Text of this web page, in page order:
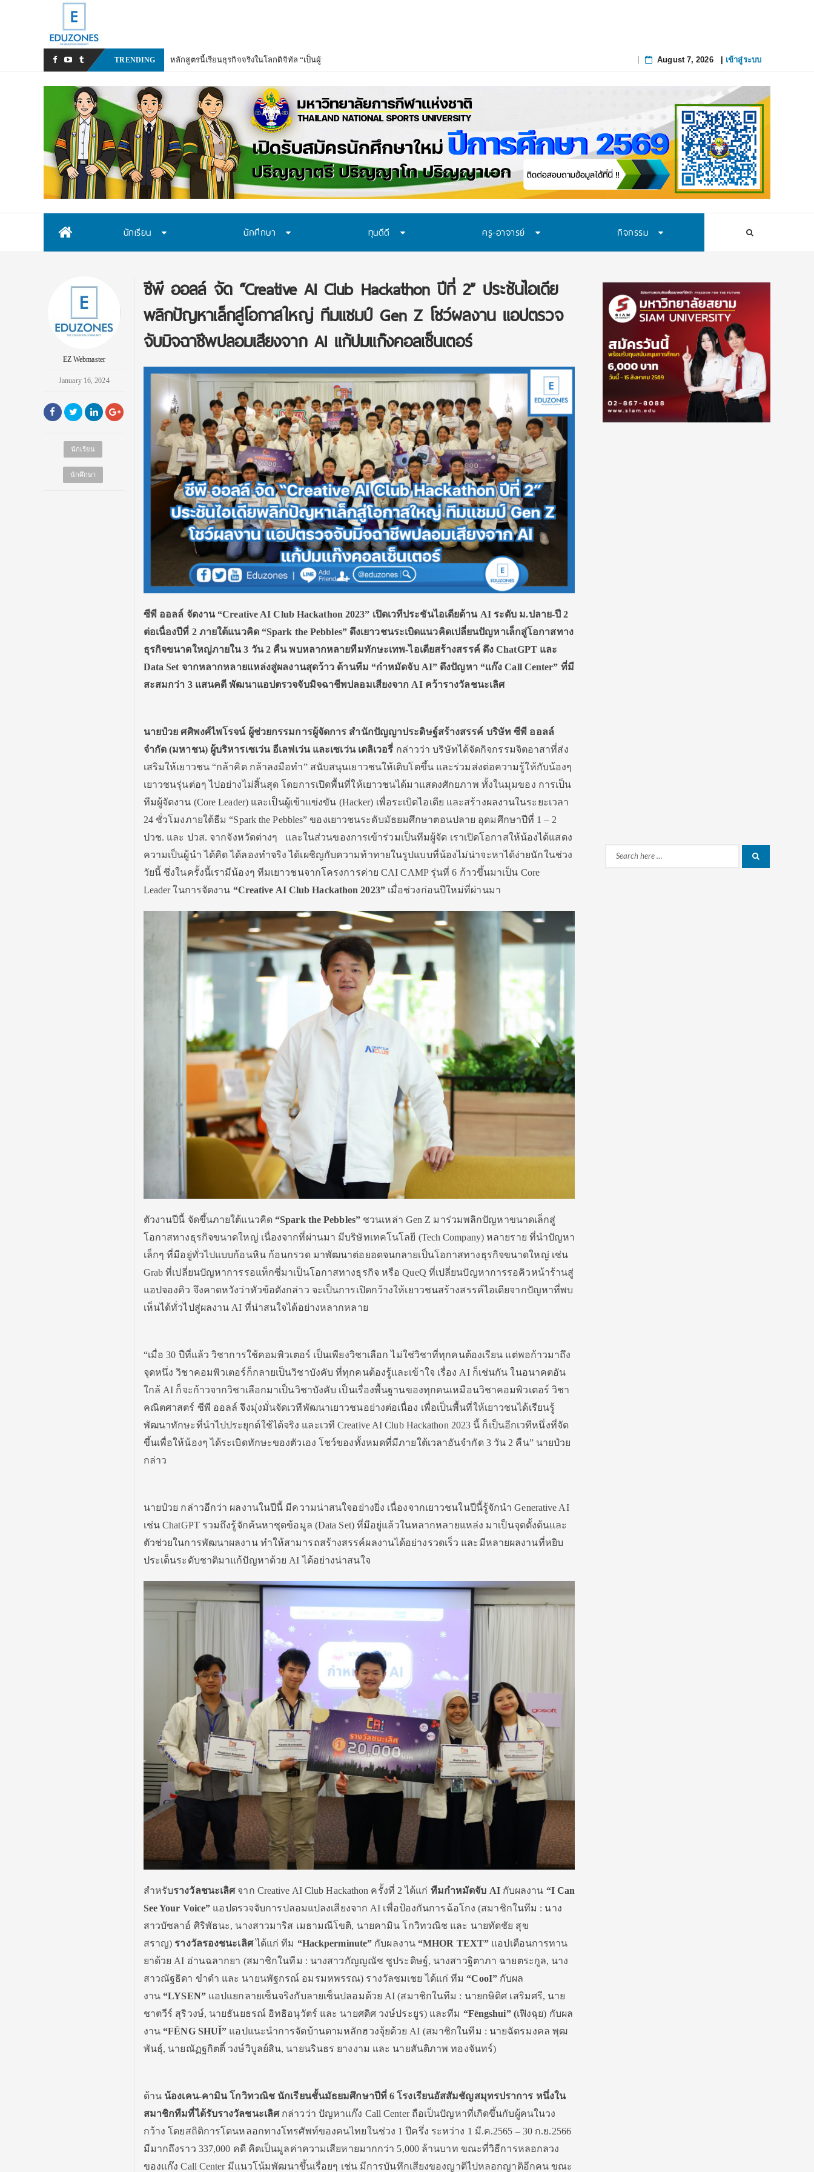
TRENDING ม_
August 7, 2026| เข้าสู่ระบบ
นักเรียน นักศึกษา ทุนดีดี ครู-อาจารย์ กิจกรรม
EZ Webmaster
January 16, 2024
นักเรียน
นักศึกษา
ซีพี ออลล์ จัด “Creative AI Club Hackathon ปีที่ 2” ประชันไอเดีย
พลิกปัญหาเล็กสู่โอกาสใหญ่ ทีมแชมป์ Gen Z โชว์ผลงาน แอปตรวจ
จับมิจฉาชีพปลอมเสียงจาก AI แก้ปมแก๊งคอลเซ็นเตอร์
ซีพี ออลล์ จัดงาน “Creative AI Club Hackathon 2023” เปิดเวทีประชันไอเดียด้าน AI ระดับ ม.ปลาย-ปี 2
ต่อเนื่องปีที่ 2 ภายใต้แนวคิด “Spark the Pebbles” ดึงเยาวชนระเบิดแนวคิดเปลี่ยนปัญหาเล็กสู่โอกาสทาง
ธุรกิจขนาดใหญ่ภายใน 3 วัน 2 คืน พบหลากหลายทีมทักษะเทพ-ไอเดียสร้างสรรค์ ดึง ChatGPT และ
Data Set จากหลากหลายแหล่งสู่ผลงานสุดว้าว ด้านทีม “กำหมัดจับ AI” ดึงปัญหา “แก๊ง Call Center” ที่มี
สะสมกว่า 3 แสนคดี พัฒนาแอปตรวจจับมิจฉาชีพปลอมเสียงจาก AI คว้ารางวัลชนะเลิศ
นายป๋วย ศศิพงศ์ไพโรจน์ ผู้ช่วยกรรมการผู้จัดการ สำนักปัญญาประดิษฐ์สร้างสรรค์ บริษัท ซีพี ออลล์
จำกัด (มหาชน) ผู้บริหารเซเว่น อีเลฟเว่น และเซเว่น เดลิเวอรี่ กล่าวว่า บริษัทได้จัดกิจกรรมจิตอาสาที่ส่ง
เสริมให้เยาวชน “กล้าคิด กล้าลงมือทำ” สนับสนุนเยาวชนให้เติบโตขึ้น และร่วมส่งต่อความรู้ให้กับน้องๆ
เยาวชนรุ่นต่อๆ ไปอย่างไม่สิ้นสุด โดยการเปิดพื้นที่ให้เยาวชนได้มาแสดงศักยภาพ ทั้งในมุมของ การเป็น
ทีมผู้จัดงาน (Core Leader) และเป็นผู้เข้าแข่งขัน (Hacker) เพื่อระเบิดไอเดีย และสร้างผลงานในระยะเวลา
24 ชั่วโมงภายใต้ธีม “Spark the Pebbles” ของเยาวชนระดับมัธยมศึกษาตอนปลาย อุดมศึกษาปีที่ 1 – 2
ปวช. และ ปวส. จากจังหวัดต่างๆ และในส่วนของการเข้าร่วมเป็นทีมผู้จัด เราเปิดโอกาสให้น้องได้แสดง
ความเป็นผู้นำ ได้คิด ได้ลองทำจริง ได้เผชิญกับความท้าทายในรูปแบบที่น้องไม่น่าจะหาได้ง่ายนักในช่วง
วัยนี้ ซึ่งในครั้งนี้เรามีน้องๆ ทีมเยาวชนจากโครงการค่าย CAI CAMP รุ่นที่ 6 ก้าวขึ้นมาเป็น Core
Leader ในการจัดงาน “Creative AI Club Hackathon 2023”เมื่อช่วงก่อนปีใหม่ที่ผ่านมา
ตัวงานปีนี้ จัดขึ้นภายใต้แนวคิด“Spark the Pebbles”ชวนเหล่า Gen Z มาร่วมพลิกปัญหาขนาดเล็กสู่
โอกาสทางธุรกิจขนาดใหญ่ เนื่องจากที่ผ่านมา มีบริษัทเทคโนโลยี (Tech Company) หลายราย ที่นำปัญหา
เล็กๆ ที่มีอยู่ทั่วไปแบบก้อนหิน ก้อนกรวด มาพัฒนาต่อยอดจนกลายเป็นโอกาสทางธุรกิจขนาดใหญ่ เช่น
Grab ที่เปลี่ยนปัญหาการรอแท็กซี่มาเป็นโอกาสทางธุรกิจ หรือ QueQ ที่เปลี่ยนปัญหาการรอคิวหน้าร้านสู่
แอปจองคิว จึงคาดหวังว่าหัวข้อดังกล่าว จะเป็นการเปิดกว้างให้เยาวชนสร้างสรรค์ไอเดียจากปัญหาที่พบ
เห็นได้ทั่วไปสู่ผลงาน AI ที่น่าสนใจได้อย่างหลากหลาย
“เมื่อ 30 ปีที่แล้ว วิชาการใช้คอมพิวเตอร์ เป็นเพียงวิชาเลือก ไม่ใช่วิชาที่ทุกคนต้องเรียน แต่พอก้าวมาถึง
จุดหนึ่ง วิชาคอมพิวเตอร์ก็กลายเป็นวิชาบังคับ ที่ทุกคนต้องรู้และเข้าใจ เรื่อง AI ก็เช่นกัน ในอนาคตอัน
ใกล้ AI ก็จะก้าวจากวิชาเลือกมาเป็นวิชาบังคับ เป็นเรื่องพื้นฐานของทุกคนเหมือนวิชาคอมพิวเตอร์ วิชา
คณิตศาสตร์ ซีพี ออลล์ จึงมุ่งมั่นจัดเวทีพัฒนาเยาวชนอย่างต่อเนื่อง เพื่อเป็นพื้นที่ให้เยาวชนได้เรียนรู้
พัฒนาทักษะที่นำไปประยุกต์ใช้ได้จริง และเวที Creative AI Club Hackathon 2023 นี้ ก็เป็นอีกเวทีหนึ่งที่จัด
ขึ้นเพื่อให้น้องๆ ได้ระเบิดทักษะของตัวเอง โชว์ของทั้งหมดที่มีภายใต้เวลาอันจำกัด 3 วัน 2 คืน” นายป๋วย
กล่าว
นายป๋วย กล่าวอีกว่า ผลงานในปีนี้ มีความน่าสนใจอย่างยิ่ง เนื่องจากเยาวชนในปีนี้รู้จักนำ Generative AI
เช่น ChatGPT รวมถึงรู้จักค้นหาชุดข้อมูล (Data Set) ที่มีอยู่แล้วในหลากหลายแหล่ง มาเป็นจุดตั้งต้นและ
ตัวช่วยในการพัฒนาผลงาน ทำให้สามารถสร้างสรรค์ผลงานได้อย่างรวดเร็ว และมีหลายผลงานที่หยิบ
ประเด็นระดับชาติมาแก้ปัญหาด้วย AI ได้อย่างน่าสนใจ
สำหรับรางวัลชนะเลิศจาก Creative AI Club Hackathon ครั้งที่ 2 ได้แก่ ทีมกำหมัดจับ AIกับผลงาน “I Can
See Your Voice” แอปตรวจจับการปลอมแปลงเสียงจาก AI เพื่อป้องกันการฉ้อโกง (สมาชิกในทีม : นาง
สาวบัซลาอ์ ศิริพัธนะ, นางสาวมาริส เมธามณีโขติ, นายคามิน โกวิทวณิช และ นายทัดชัย สุข
สราญ) รางวัลรองชนะเลิศได้แก่ ทีม “Hackperminute” กับผลงาน“MHOR TEXT” แอปเตือนการทาน
ยาด้วย AI อ่านฉลากยา (สมาชิกในทีม : นางสาวกัญญณัช ชูประดิษฐ์, นางสาวฐิตาภา ฉายตระกูล, นาง
สาวณัฐธิดา ขำดำ และ นายนพัฐกรณ์ อมรมหพรรณ) รางวัลชมเชย ได้แก่ ทีม“CooI”กับผล
งาน“LYSEN”แอปแยกลายเซ็นจริงกับลายเซ็นปลอมด้วย AI (สมาชิกในทีม : นายกษิดิศ เสริมศรี, นาย
ชาตวีร์ สุริวงษ์, นายธันยธรณ์ อิทธิอนุวัตร์ และ นายศดิศ วงษ์ประยูร) และทีม “Fēngshui” (เฟิงฉุย) กับผล
งาน“FĒNG SHUǏ” แอปแนะนำการจัดบ้านตามหลักฮวงจุ้ยด้วย AI (สมาชิกในทีม : นายฉัตรมงคล พุฒ
พันธุ์, นายณัฏฐกิตติ์ วงษ์วิบูลย์สิน, นายนรินธร ยางงาม และ นายสันติภาพ ทองจันทร์)
ด้าน น้องเคน-คามิน โกวิทวณิช นักเรียนชั้นมัธยมศึกษาปีที่ 6 โรงเรียนอัสสัมชัญสมุทรปราการ หนึ่งใน
สมาชิกทีมที่ได้รับรางวัลชนะเลิศ กล่าวว่า ปัญหาแก๊ง Call Center ถือเป็นปัญหาที่เกิดขึ้นกับผู้คนในวง
กว้าง โดยสถิติการโดนหลอกทางโทรศัพท์ของคนไทยในช่วง 1 ปีครึ่ง ระหว่าง 1 มี.ค.2565 – 30 ก.ย.2566
มีมากถึงราว 337,000 คดี คิดเป็นมูลค่าความเสียหายมากกว่า 5,000 ล้านบาท ขณะที่วิธีการหลอกลวง
ของแก๊ง Call Center มีแนวโน้มพัฒนาขึ้นเรื่อยๆ เช่น มีการบันทึกเสียงของญาติไปหลอกญาติอีกคน ขณะ
Search